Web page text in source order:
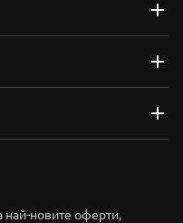
най-новите оферти,